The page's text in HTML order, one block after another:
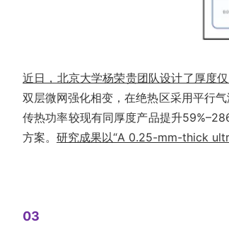
近日，北京大学杨荣贵团队设计了厚度
双层微网强化相变，在绝热区采用平行
传热功率较现有同厚度产品提升
方案。 研究成果以“A 0.25-mm-thick
03